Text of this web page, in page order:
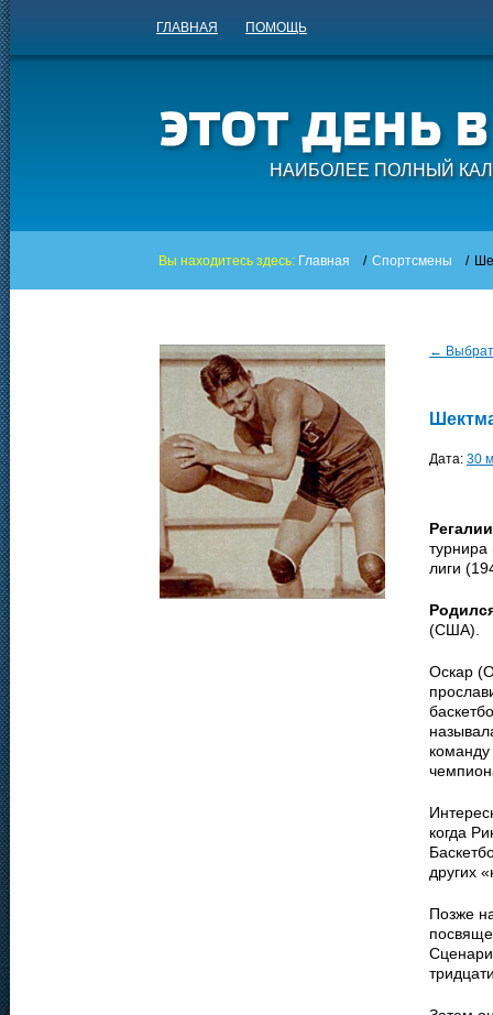
ГЛАВНАЯ ПОМОЩЬ
НАИБОЛЕЕ ПОЛНЫЙ
Вы находитесь здесь: Главная / Спортсмены /
←
Дата: 30
лиги
(США).
Оскар
когда
других
Позже